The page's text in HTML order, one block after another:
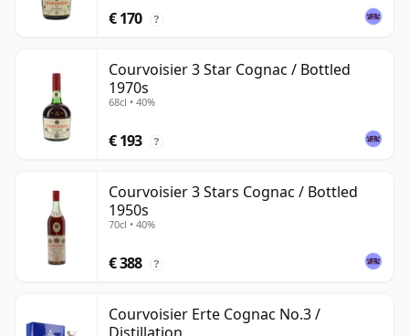
€ 170 ?
Courvoisier 3 Star Cognac / Bottled
1970s
68cl • 40%
€ 193 ?
Courvoisier 3 Stars Cognac / Bottled
1950s
70cl • 40%
€ 388 ?
Courvoisier Erte Cognac No.3 /